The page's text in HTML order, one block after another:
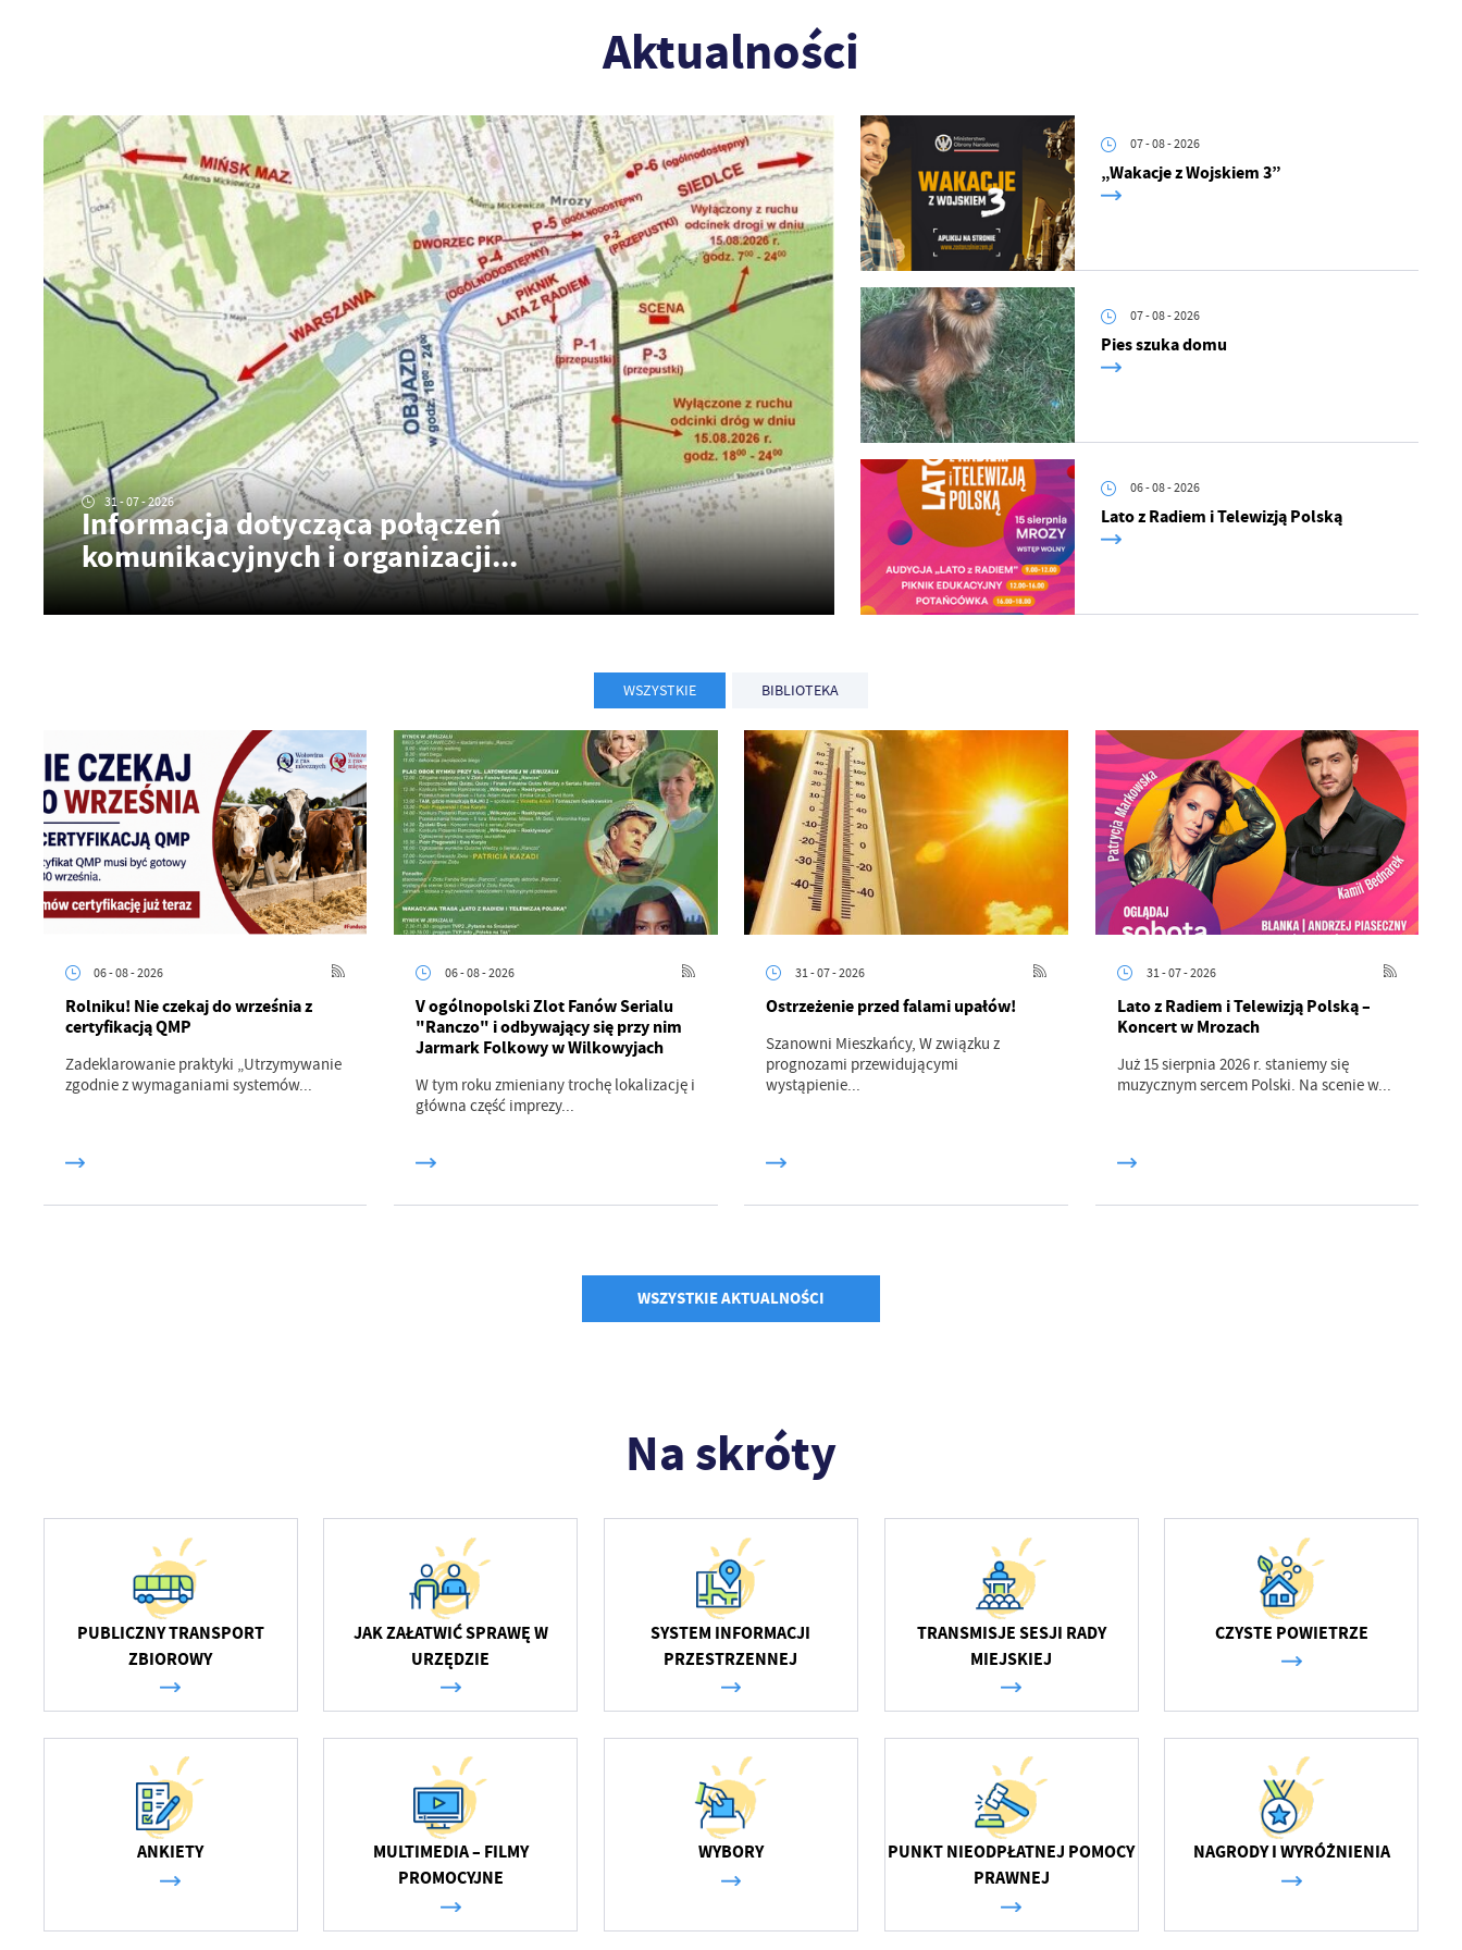
Aktualności
31 - 07 - 2026
Informacja dotycząca połączeń
komunikacyjnych i organizacji...
07 - 08 - 2026
„Wakacje z Wojskiem 3”
07 - 08 - 2026
Pies szuka domu
06 - 08 - 2026
Lato z Radiem i Telewizją Polską
WSZYSTKIE BIBLIOTEKA
06 - 08 - 2026
Rolniku! Nie czekaj do września z
certyfikacją QMP
Zadeklarowanie praktyki „Utrzymywanie
zgodnie z wymaganiami systemów...
06 - 08 - 2026
V ogólnopolski Zlot Fanów Serialu
"Ranczo" i odbywający się przy nim
Jarmark Folkowy w Wilkowyjach
W tym roku zmieniany trochę lokalizację i
główna część imprezy...
31 - 07 - 2026
Ostrzeżenie przed falami upałów!
Szanowni Mieszkańcy, W związku z
prognozami przewidującymi
wystąpienie...
31 - 07 - 2026
Lato z Radiem i Telewizją Polską –
Koncert w Mrozach
Już 15 sierpnia 2026 r. staniemy się
muzycznym sercem Polski. Na scenie w...
WSZYSTKIE AKTUALNOŚCI
Na skróty
PUBLICZNY TRANSPORT
ZBIOROWY
JAK ZAŁATWIĆ SPRAWĘ W
URZĘDZIE
SYSTEM INFORMACJI
PRZESTRZENNEJ
TRANSMISJE SESJI RADY
MIEJSKIEJ
CZYSTE POWIETRZE
ANKIETY
MULTIMEDIA – FILMY
PROMOCYJNE
WYBORY
PUNKT NIEODPŁATNEJ POMOCY
PRAWNEJ
NAGRODY I WYRÓŻNIENIA
Ustawienia
Szanujemy Twoją prywatność. Możesz zmienić ustawienia cookies lub zaakceptować je
wszystkie. W dowolnym momencie możesz dokonać zmiany swoich ustawień.
Niezbędne
Pliki cookies odpowiadają na podejmowane przez Ciebie działania w celu m.in. dostosowania